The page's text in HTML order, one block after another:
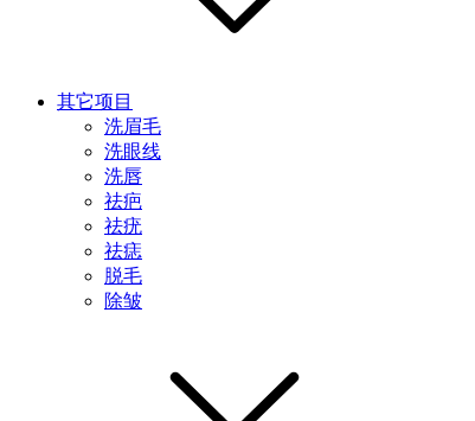
其它项目
洗眉毛
洗眼线
洗唇
祛疤
祛疣
祛痣
脱毛
除皱